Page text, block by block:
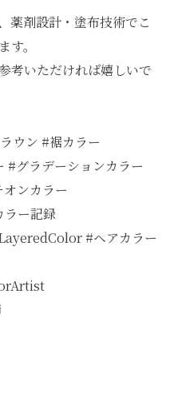
薬剤設計・塗布技術でこ
。
考いただければ嬉しいで
ウン #裾カラー
#グラデーションカラー
ンカラー
ー記録
#ヘアカラー